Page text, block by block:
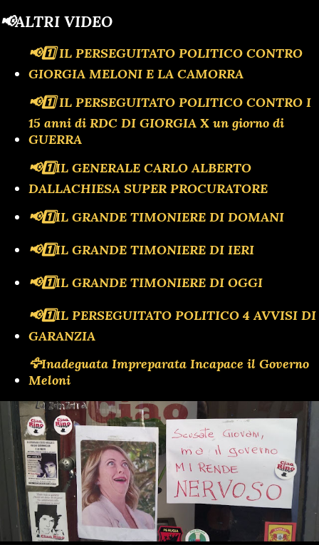
📢ALTRI VIDEO
📢1️⃣ IL PERSEGUITATO POLITICO CONTRO
GIORGIA MELONI E LA CAMORRA
📢1️⃣ IL PERSEGUITATO POLITICO CONTRO I
15 anni di RDC DI GIORGIA X un giorno di
GUERRA
📢1️⃣IL GENERALE CARLO ALBERTO
DALLACHIESA SUPER PROCURATORE
📢1️⃣IL GRANDE TIMONIERE DI DOMANI
📢1️⃣IL GRANDE TIMONIERE DI IERI
📢1️⃣IL GRANDE TIMONIERE DI OGGI
📢1️⃣IL PERSEGUITATO POLITICO 4 AVVISI DI
GARANZIA
🦅Inadeguata Impreparata Incapace il Governo
Meloni